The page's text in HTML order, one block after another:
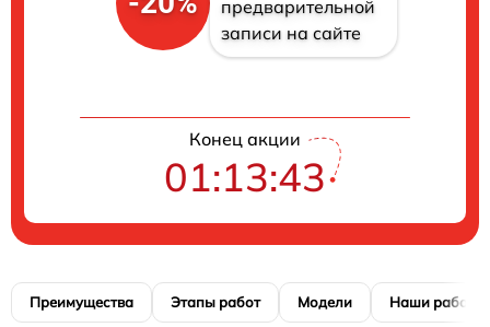
предварительной
записи на сайте
Конец акции
01:13:42
Преимущества Этапы работ Модели Наши работы